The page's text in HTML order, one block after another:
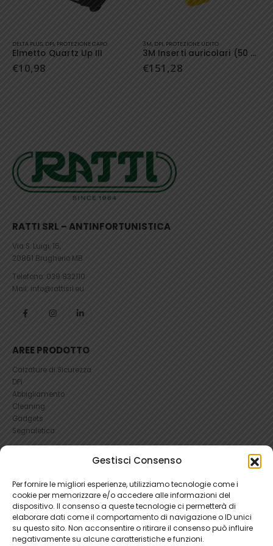
Gestisci Consenso
Per fornire le migliori esperienze, utilizziamo tecnologie come i
cookie per memorizzare e/o accedere alle informazioni del
dispositivo. Il consenso a queste tecnologie ci permetterà di
elaborare dati come il comportamento di navigazione o ID unici
su questo sito. Non acconsentire o ritirare il consenso può influire
negativamente su alcune caratteristiche e funzioni.
DELTA PLUS, DPI, PROTEZIONE CAPO
Elmetto Quartz Up III
€10,98
3M, DPI, PROTEZIONE UDITO
3M Inserti auricolari (50 pezzi)
€151,28
RATTI SRL – ANTINFORTUNISTICA
Via S. Luigi, 15,
20861 Brugherio MB
Telefono: 039 832110
Mail: info@rattisrl.eu
AREE PRODOTTO
Calzature di Sicurezza
DPI
Abbigliamento
Cleaning
Gadgets
Segnaletica
RICHIEDI UN RESO
Condizioni e Resi
FAQ Antinfortunistica
Richiesta Reso
CookieePrivacy